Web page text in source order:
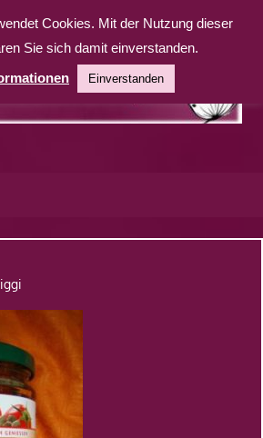
Cookies. Mit der Nutzung dieser
Sie sich damit einverstanden.
Einverstanden